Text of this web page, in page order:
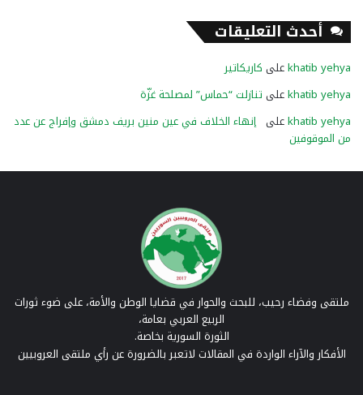
أحدث التعليقات
khatib yehyaعلى كاريكاتير
khatib yehyaعلى تنازلت “حماس” لمصلحة غزّة
khatib yehyaعلى إنهاء الخلاف في عين منين بريف دمشق وإفراج عن عدد
من الموقوفين
ملتقى وفضاء رحيب، للبحث والحوار في قضايا الوطن والأمة، على ضوء ثورات
الربيع العربي بعامة،
الثورة السورية بخاصة.
الأفكار والآراء الواردة في المقالات لاتعبر بالضرورة عن رأي ملتقى العروبيين